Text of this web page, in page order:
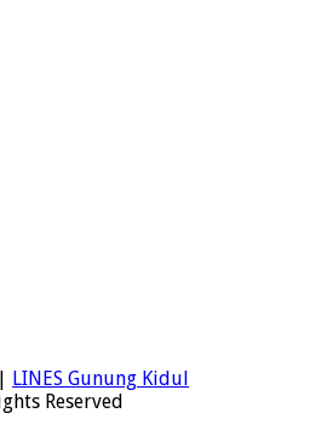
| LINES Gunung Kidul
Reserved